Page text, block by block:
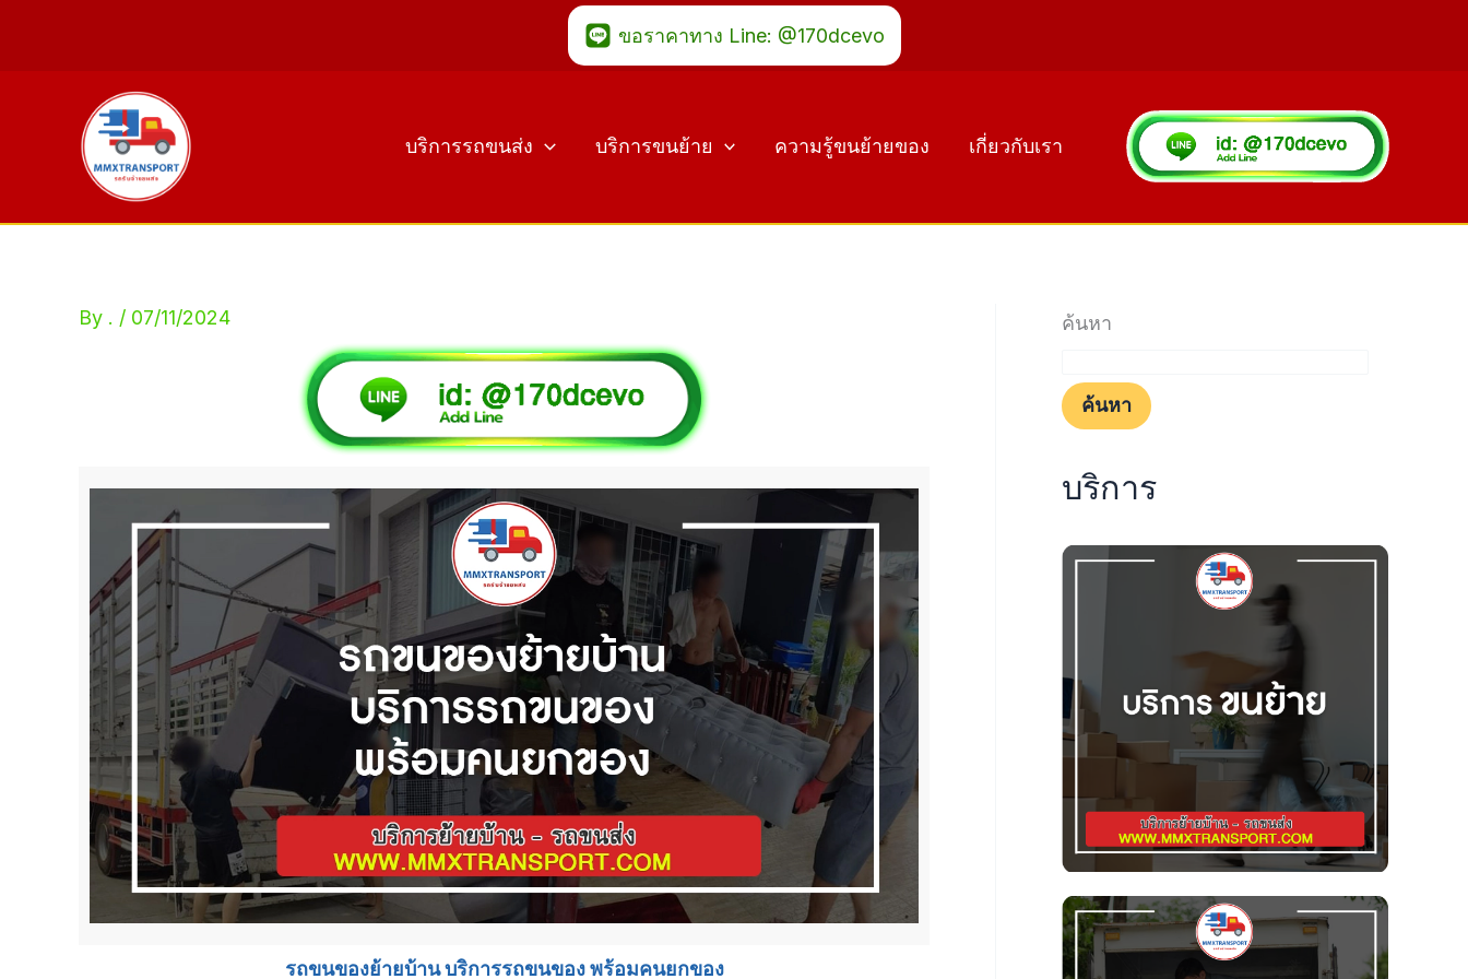
ขอราคาทาง Line: @170dcevo
บริการรถขนส่ง บริการขนย้าย ความรู้ขนย้ายของ เกี่ยวกับเรา
By . / 07/11/2024
รถขนของย้ายบ้าน บริการรถขนของ พร้อมคนยกของ
ค้นหา
ค้นหา
บริการ